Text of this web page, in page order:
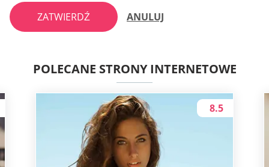
ZATWIERDŹ ANULUJ
POLECANE STRONY INTERNETOWE
8.5